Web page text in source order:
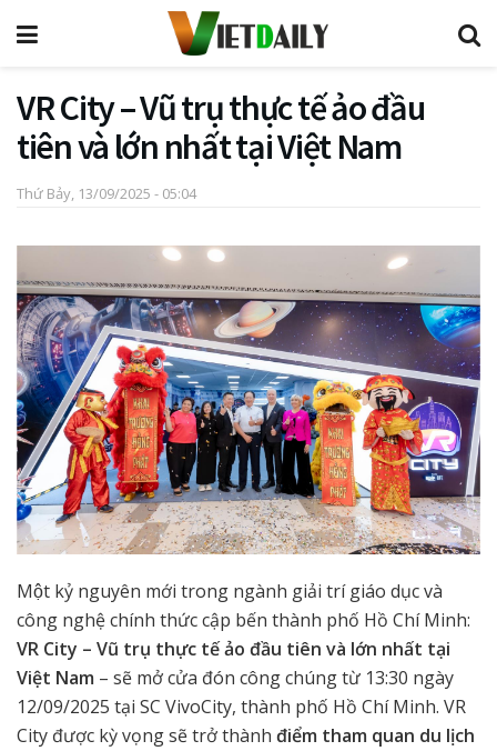
VR City – Vũ trụ thực tế ảo đầu
tiên và lớn nhất tại Việt Nam
Thứ Bảy, 13/09/2025 - 05:04
Một kỷ nguyên mới trong ngành giải trí giáo dục và
công nghệ chính thức cập bến thành phố Hồ Chí Minh:
VR City – Vũ trụ thực tế ảo đầu tiên và lớn nhất tại
Việt Nam – sẽ mở cửa đón công chúng từ 13:30 ngày
12/09/2025 tại SC VivoCity, thành phố Hồ Chí Minh. VR
City được kỳ vọng sẽ trở thành điểm tham quan du lịch